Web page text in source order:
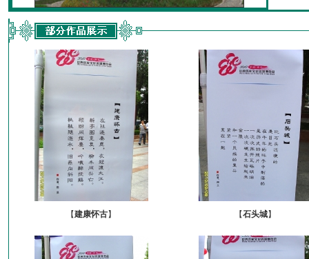
【建康怀古】 【石头城】